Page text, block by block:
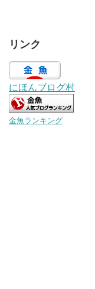
リンク
にほんブログ村
金魚ランキング